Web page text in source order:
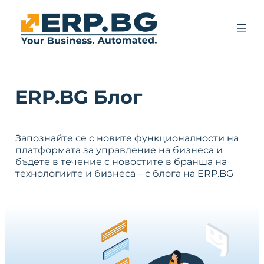
ERP.BG Блог
Запознайте се с новите функционалности на
платформата за управление на бизнеса и
бъдете в течение с новостите в бранша на
технологиите и бизнеса – с блога на ERP.BG